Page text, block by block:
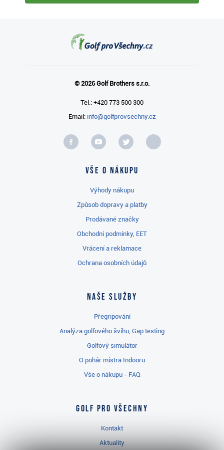
© 2026 Golf Brothers s.r.o.
Tel.: +420 773 500 300
Email: info@golfprovsechny.cz
Vše o nákupu
Výhody nákupu
Způsob dopravy a platby
Prodávané značky
Obchodní podmínky, EET
Vrácení a reklamace
Ochrana osobních údajů
Naše služby
Přegripování
Analýza golfového švihu, Gap testing
Golfový simulátor
O pohár mistra Indooru
Vše o nákupu - FAQ
Golf pro všechny
Kontakt
Aktuality